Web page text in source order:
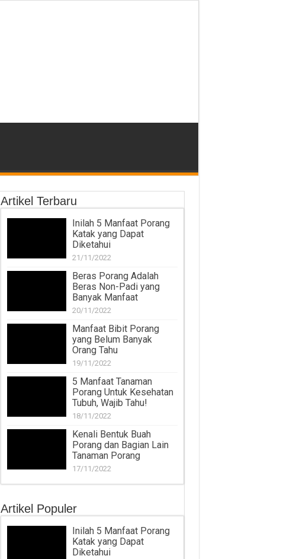
Artikel Terbaru
Inilah 5 Manfaat Porang
Katak yang Dapat
Diketahui
21/11/2022
Beras Porang Adalah
Beras Non-Padi yang
Banyak Manfaat
20/11/2022
Manfaat Bibit Porang
yang Belum Banyak
Orang Tahu
19/11/2022
5 Manfaat Tanaman
Porang Untuk Kesehatan
Tubuh, Wajib Tahu!
18/11/2022
Kenali Bentuk Buah
Porang dan Bagian Lain
Tanaman Porang
17/11/2022
Artikel Populer
Inilah 5 Manfaat Porang
Katak yang Dapat
Diketahui